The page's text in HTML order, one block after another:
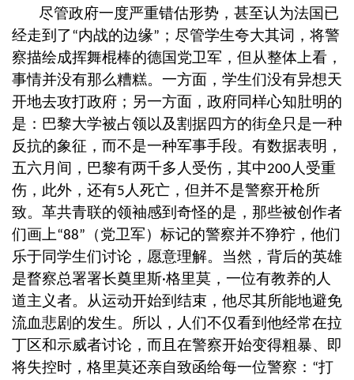
尽管政府一度严重错估形势，甚至认为法国已
经走到了 “内战的边缘” ；尽管学生夸大其词，将警
察描绘成挥舞棍棒的德国党卫军，但从整体上看，
事情并没有那么糟糕。一方面，学生们没有异想天
开地去攻打政府；另一方面，政府同样心知肚明的
是：巴黎大学被占领以及割据四方的街垒只是一种
反抗的象征，而不是一种军事手段。有数据表明，
五六月间，巴黎有两千多人受伤，其中200 人受重
伤，此外，还有5 人死亡，但并不是警察开枪所
致。革共青联的领袖感到奇怪的是，那些被创作者
们画上“88”
（党卫军）标记的警察并不狰狞，他们
乐于同学生们讨论，愿意理解。当然，背后的英雄
是瞀察总署署长奠里斯·格里莫，一位有教养的人
道主义者。从运动开始到结束，他尽其所能地避免
流血悲剧的发生。所以，人们不仅看到他经常在拉
丁区和示威者讨论，而且在警察开始变得粗暴、即
将失控时，格里莫还亲自致函给每一位警察： “打